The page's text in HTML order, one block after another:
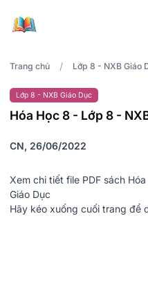
Trang chủ / Lớp 8 - NXB Giáo
Lớp 8 - NXB Giáo Dục
Hóa Học 8 - Lớp 8 -
CN, 26/06/2022
Xem chi tiết file PDF sách
Giáo Dục
Hãy kéo xuống cuối trang để